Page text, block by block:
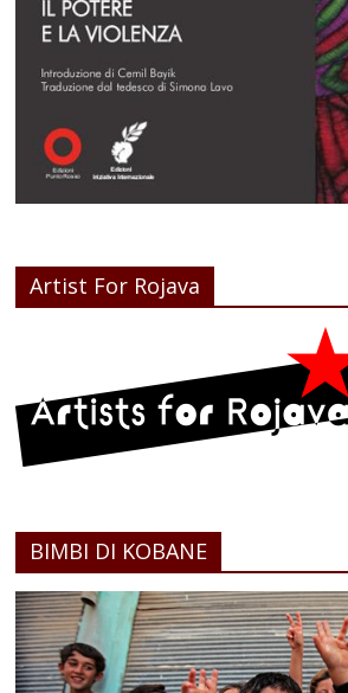
Artist For Rojava
BIMBI DI KOBANE